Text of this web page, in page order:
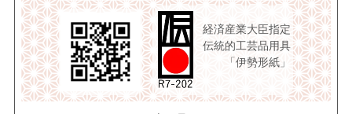
経済産業大臣指定
伝統的工芸品用具
「伊勢形紙」